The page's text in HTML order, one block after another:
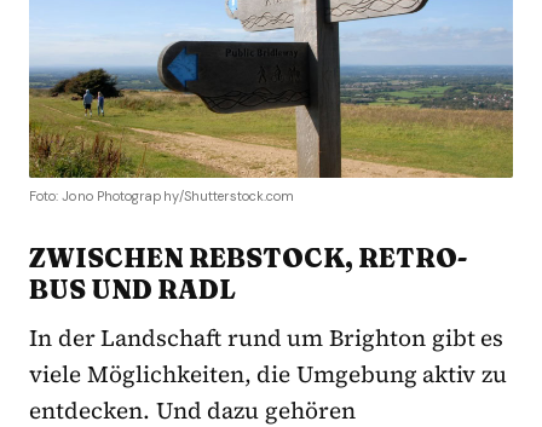
Foto: Jono Photography/Shutterstock.com
ZWISCHEN REBSTOCK, RETRO-
BUS UND RADL
In der Landschaft rund um Brighton gibt es
viele Möglichkeiten, die Umgebung aktiv zu
entdecken. Und dazu gehören